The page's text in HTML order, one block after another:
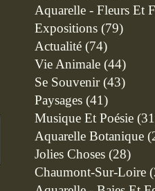
Aquarelle - Fleurs Et
Expositions (79)
Actualité (74)
Vie Animale (44)
Se Souvenir(43)
Paysages (41)
Musique Et Poésie
Aquarelle Botanique
Jolies Choses (28)
Chaumont-Sur-Loire